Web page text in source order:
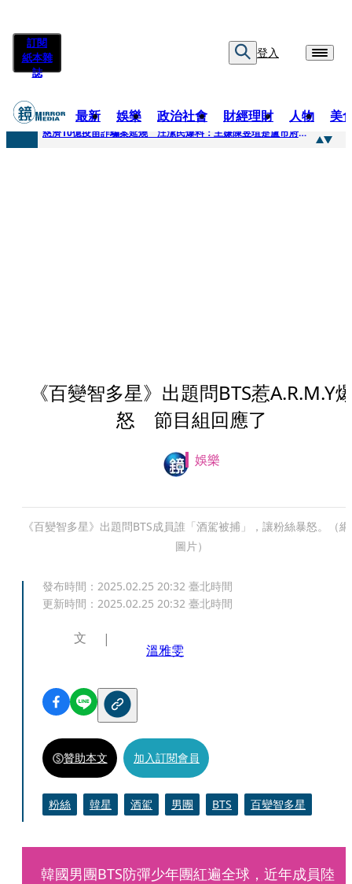
訂閱
紙本雜
誌
登入
最新 娛樂 政治社會 財經理財 人物 美
快訊
慈濟10億疫苗詐騙案延燒 汪潔民爆料：主嫌陳昱瑄是盧市府法律顧問
《百變智多星》出題問BTS惹A.R.M.Y
怒 節目組回應了
娛樂
《百變智多星》出題問BTS成員誰「酒駕被捕」，讓粉絲暴怒。（
圖片）
發布時間： 2025.02.25 20:32 臺北時間
更新時間： 2025.02.25 20:32 臺北時間
文
溫雅雯
贊助本文 加入訂閱會員
粉絲 韓星 酒駕 男團 BTS 百變智多星
韓國男團BTS防彈少年團紅遍全球，近年成員陸